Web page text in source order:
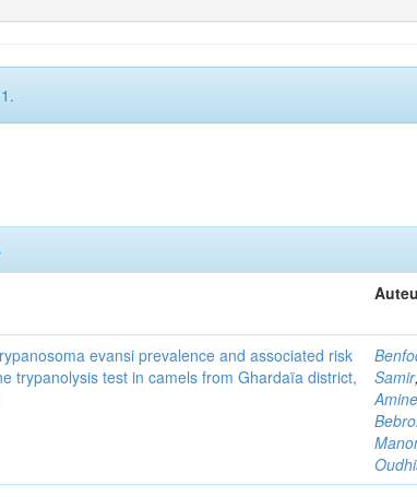
evansi prevalence and associated risk
trypanolysis test in camels from Ghardaïa district,
Samir